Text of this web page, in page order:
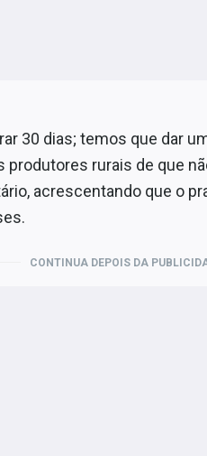
30 dias; temos que dar
produtores rurais de que
acrescentando que o
CONTINUA DEPOIS DA